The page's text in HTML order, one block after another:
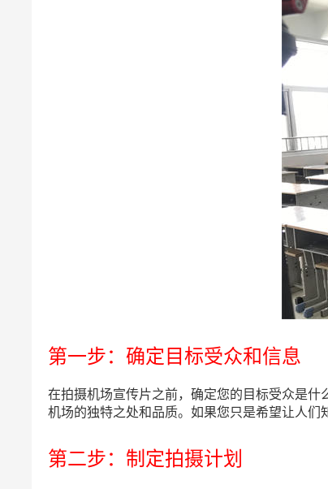
第一步：确定目标受众和信息
在拍摄机场宣传片之前，确定您的目标受众是
机场的独特之处和品质。如果您只是希望让人们
第二步：制定拍摄计划